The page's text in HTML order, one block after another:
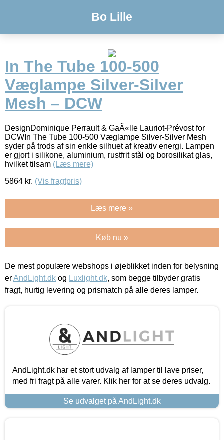
Bo Lille
In The Tube 100-500
Væglampe Silver-Silver
Mesh – DCW
DesignDominique Perrault & GaÃ«lle Lauriot-Prévost for
DCWIn The Tube 100-500 Væglampe Silver-Silver Mesh
syder på trods af sin enkle silhuet af kreativ energi. Lampen
er gjort i silikone, aluminium, rustfrit stål og borosilikat glas,
hvilket tilsam (Læs mere)
5864 kr. (Vis fragtpris)
Læs mere »
Køb nu »
De mest populære webshops i øjeblikket inden for belysning
erAndLight.dk og Luxlight.dk, som begge tilbyder gratis
fragt, hurtig levering og prismatch på alle deres lamper.
AndLight.dk har et stort udvalg af lamper til lave priser,
med fri fragt på alle varer. Klik her for at se deres udvalg.
Se udvalget på AndLight.dk